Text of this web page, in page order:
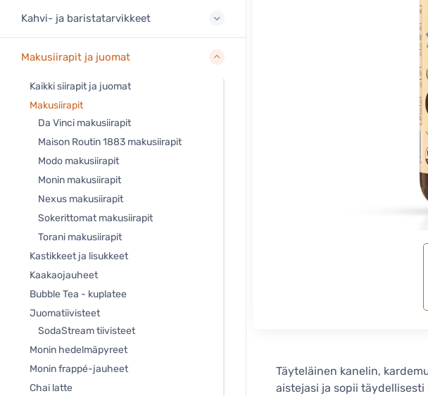
Kahvi- ja baristatarvikkeet
Makusiirapit ja juomat
Kaikki siirapit ja juomat
Makusiirapit
Da Vinci makusiirapit
Maison Routin 1883 makusiirapit
Modo makusiirapit
Monin makusiirapit
Nexus makusiirapit
Sokerittomat makusiirapit
Torani makusiirapit
Kastikkeet ja lisukkeet
Kaakaojauheet
Bubble Tea - kuplatee
Juomatiivisteet
SodaStream tiivisteet
Monin hedelmäpyreet
Monin frappé-jauheet
Chai latte
Täyteläinen kanelin,
aistejasi ja sopii